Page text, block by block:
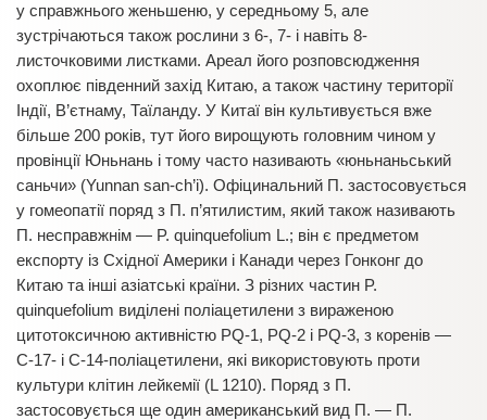
у справжнього женьшеню, у середньому 5, але
зустрічаються також рослини з 6-, 7- і навіть 8-
листочковими листками. Ареал його розповсюдження
охоплює південний захід Китаю, а також частину території
Індії, В’єтнаму, Таїланду. У Китаї він культивується вже
більше 200 років, тут його вирощують головним чином у
провінції Юньнань і тому часто називають «юньнаньський
саньчи» (Yunnan sаn-сh’і). Офіцинальний П. застосовується
у гомеопатії поряд з П. п’ятилистим, який також називають
П. несправжнім — P. quinquefolium L.; він є предметом
експорту із Східної Америки і Канади через Гонконг до
Китаю та інші азіатські країни. З різних частин P.
quinquefolium виділені поліацетилени з вираженою
цитотоксичною активністю PQ-1, PQ-2 і PQ-3, з коренів —
C-17- і C-14-поліацетилени, які використовують проти
культури клітин лейкемії (L 1210). Поряд з П.
застосовується ще один американський вид П. — П.